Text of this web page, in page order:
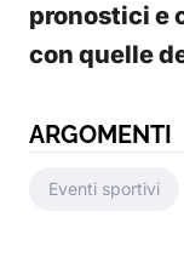
pronostici e
con quelle
ARGOMENTI
Eventi sportivi